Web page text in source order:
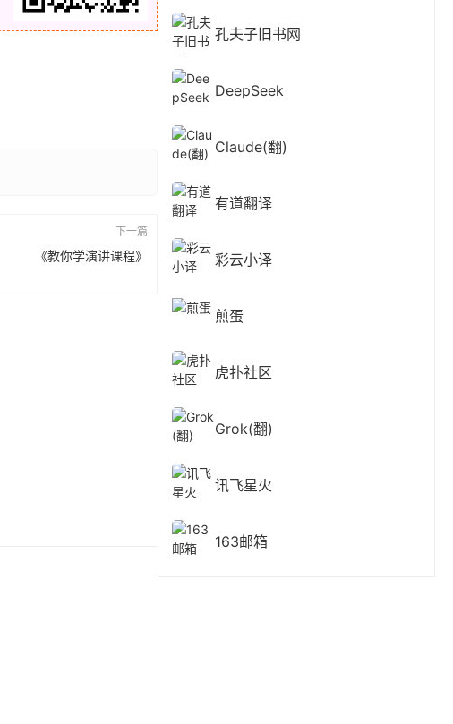
下一篇
《教你学演讲课程》
孔夫子旧书网
DeepSeek
Claude(翻)
有道翻译
彩云小译
煎蛋
虎扑社区
Grok(翻)
讯飞星火
163邮箱